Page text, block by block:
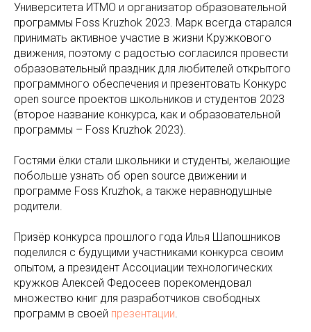
Университета ИТМО и организатор образовательной
программы Foss Kruzhok 2023. Марк всегда старался
принимать активное участие в жизни Кружкового
движения, поэтому с радостью согласился провести
образовательный праздник для любителей открытого
программного обеспечения и презентовать Конкурс
open source проектов школьников и студентов 2023
(второе название конкурса, как и образовательной
программы – Foss Kruzhok 2023).
Гостями ёлки стали школьники и студенты, желающие
побольше узнать об open source движении и
программе Foss Kruzhok, а также неравнодушные
родители.
Призёр конкурса прошлого года Илья Шапошников
поделился с будущими участниками конкурса своим
опытом, а президент Ассоциации технологических
кружков Алексей Федосеев порекомендовал
множество книг для разработчиков свободных
программ в своей презентации.